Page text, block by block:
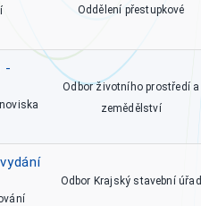
Oddělení přestupkové
-
Odbor životního prostředí a
zemědělství
Odbor Krajský stavební úřad